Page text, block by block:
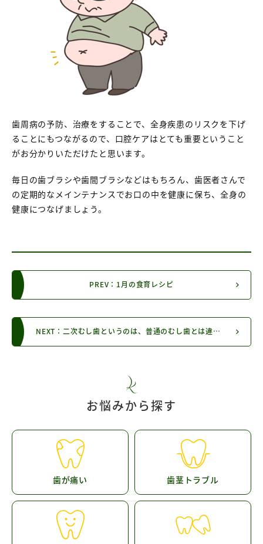
歯周病の予防、治療をすることで、全身疾患のリスクを下げ
ることにもつながるので、口腔ケアはとても重要ということ
がお分かりいただけたと思います。
毎日の歯ブラシや歯間ブラシなどはもちろん、歯医者さんで
の定期的なメインテナンスでお口の中を健康に保ち、全身の
健康につなげましょう。
PREV：1月の食育レシピ
NEXT：二次むし歯というのは、普通のむし歯とは違うのですか？
お悩みから探す
歯が痛い 歯茎トラブル